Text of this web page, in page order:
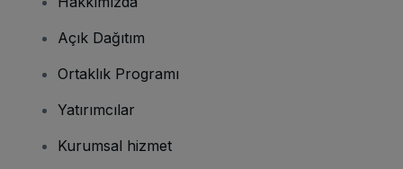
Açık Dağıtım
Ortaklık Programı
Yatırımcılar
Kurumsal hizmet